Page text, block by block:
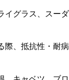
イグラス、スーダ
際、抵抗性・耐病